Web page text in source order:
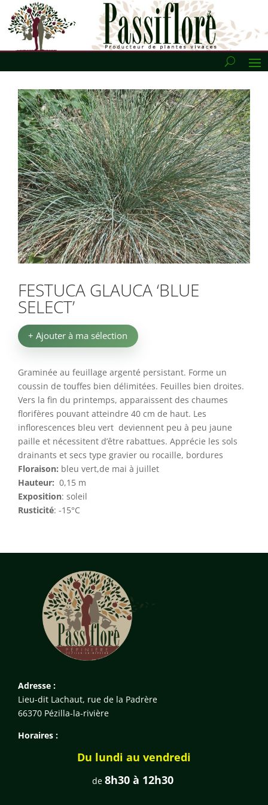
FESTUCA GLAUCA ‘BLUE
SELECT’
+ Ajouter à ma sélection
Graminée au feuillage argenté persistant. Forme un
coussin de touffes bien délimitées. Feuilles bien droites.
Vers la fin du printemps, apparaissent des chaumes
florifères pouvant atteindre 40 cm de haut. Les
inflorescences bleu vert deviennent peu à peu jaune
paille et nécessitent d’être rabattues. Apprécie les sols
drainants et secs type gravier ou rocaille, bordures
Floraison: bleu vert,de mai à juillet
Hauteur: 0,15 m
Exposition: soleil
Rusticité: -15°C
Adresse :
Lieu-dit Lachaut, rue de la Padrère
66370 Pézilla-la-rivière
Horaires :
Du lundi au vendredi
de 8h30 à 12h30